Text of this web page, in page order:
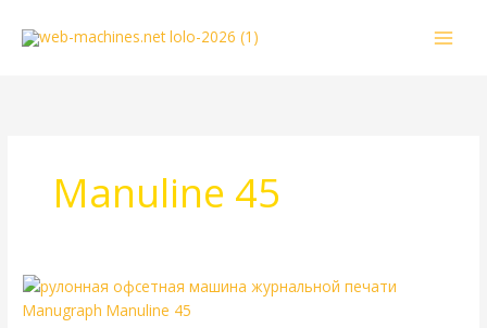
Manuline 45
Manugraph
Manuline.